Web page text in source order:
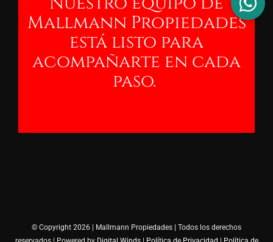
Mallmann Propiedades
está listo para
acompañarte en cada
paso.
© Copyright 2026 | Mallmann Propiedades | Todos los derechos